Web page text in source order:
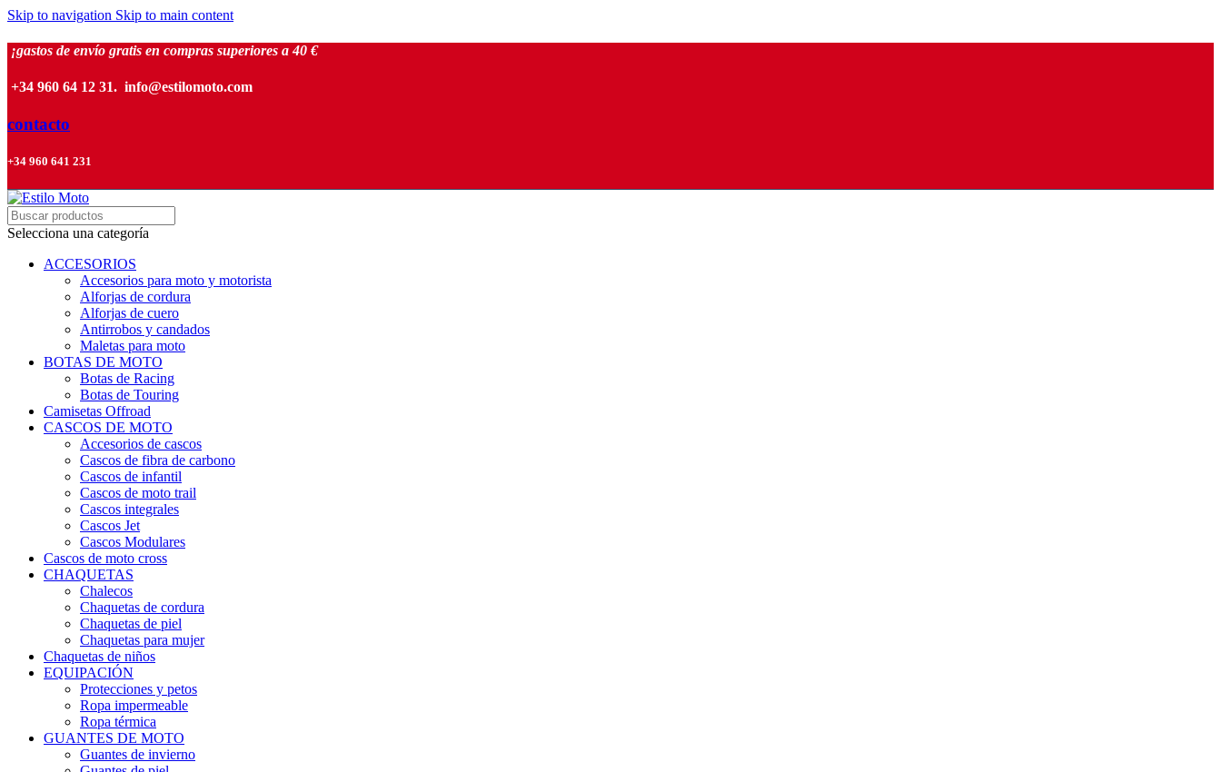
Skip to navigation Skip to main content
¡gastos de envío gratis en compras superiores a 40 €
+34 960 64 12 31. info@estilomoto.com
contacto
+34 960 641 231
Selecciona una categoría
ACCESORIOS
Accesorios para moto y motorista
Alforjas de cordura
Alforjas de cuero
Antirrobos y candados
Maletas para moto
BOTAS DE MOTO
Botas de Racing
Botas de Touring
Camisetas Offroad
CASCOS DE MOTO
Accesorios de cascos
Cascos de fibra de carbono
Cascos de infantil
Cascos de moto trail
Cascos integrales
Cascos Jet
Cascos Modulares
Cascos de moto cross
CHAQUETAS
Chalecos
Chaquetas de cordura
Chaquetas de piel
Chaquetas para mujer
Chaquetas de niños
EQUIPACIÓN
Protecciones y petos
Ropa impermeable
Ropa térmica
GUANTES DE MOTO
Guantes de invierno